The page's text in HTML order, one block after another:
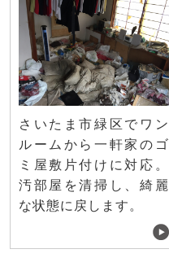
さいたま市緑区でワン
ルームから一軒家のゴ
ミ屋敷片付けに対応。
汚部屋を清掃し、綺麗
な状態に戻します。